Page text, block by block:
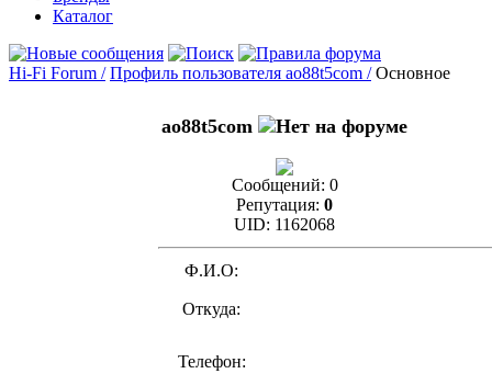
Каталог
Hi-Fi Forum / Профиль пользователя ao88t5com / Основное
ao88t5com
Сообщений: 0
Репутация: 0
UID: 1162068
Ф.И.О:
Откуда:
Телефон: